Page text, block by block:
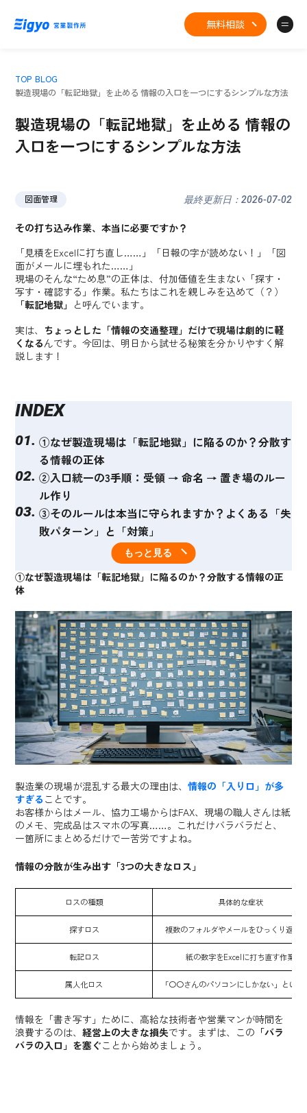
無料相談
TOP BLOG
製造現場の「転記地獄」を止める 情報の入口を一つにするシンプルな方法
製造現場の「転記地獄」を止める 情報の
入口を一つにするシンプルな方法
図面管理 最終更新日：2026-07-02
その打ち込み作業、本当に必要ですか？
「見積をExcelに打ち直し……」「日報の字が読めない！」「図
面がメールに埋もれた……」
現場のそんな“ため息”の正体は、付加価値を生まない「探す・
写す・確認する」作業。私たちはこれを親しみを込めて（？）
「転記地獄」 と呼んでいます。
実は、 ちょっとした「情報の交通整理」だけで現場は劇的に軽
くなるんです。今回は、明日から試せる秘策を分かりやすく解
説します！
INDEX
①なぜ製造現場は「転記地獄」に陥るのか？分散す
る情報の正体
②入口統一の3手順：受領 → 命名 → 置き場のルー
ル作り
③そのルールは本当に守られますか？よくある「失
敗パターン」と「対策」
④入口を統一して得られる「驚きの効果」
ジーエン図面なら「整理～検索～紐づけ」まで一気
に仕組み化！
ル」を公開中！
もっと見る
①なぜ製造現場は「転記地獄」に陥るのか？分散する情報の正
体
製造業の現場が混乱する最大の理由は、情報の「入り口」が多
すぎる ことです。
お客様からはメール、協力工場からはFAX、現場の職人さんは紙
のメモ、完成品はスマホの写真……。これだけバラバラだと、
一箇所にまとめるだけで一苦労ですよね。
情報の分散が生み出す「3つの大きなロス」
ロスの種類 具体的な症状
探すロス 複数のフォルダやメールをひっくり返す
転記ロス 紙の数字をExcelに打ち直す作業
属人化ロス 「〇〇さんのパソコンにしかない」という
情報を「書き写す」ために、高給な技術者や営業マンが時間を
浪費するのは、経営上の大きな損失です。まずは、この 「バラ
バラの入口」を塞ぐことから始めましょう。